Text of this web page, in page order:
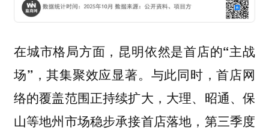
在城市格局方面， 昆明依然是首店的“主战
场” ，其集聚效应显著。与此同时，首店网
络的覆盖范围正持续扩大，大理、昭通、保
山等地州市场稳步承接首店落地，第三季度